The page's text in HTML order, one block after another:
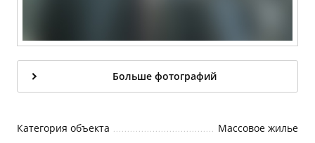
Больше фотографий
Категория объекта
Массовое жилье